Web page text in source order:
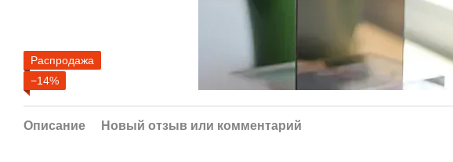
Распродажа
−14%
Описание Новый отзыв или комментарий